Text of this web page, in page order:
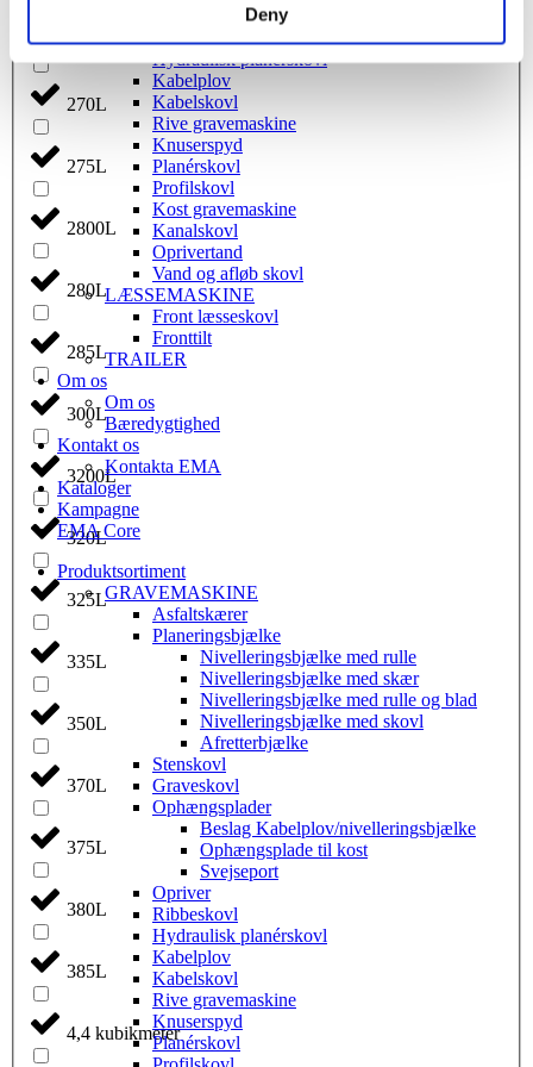
Deny
250L
270L
275L
2800L
280L
285L
300L
3200L
320L
325L
335L
350L
370L
375L
380L
385L
4,4 kubikmeter
Ribbeskovl
Hydraulisk planérskovl
Kabelplov
Kabelskovl
Rive gravemaskine
Knuserspyd
Planérskovl
Profilskovl
Kost gravemaskine
Kanalskovl
Oprivertand
Vand og afløb skovl
LÆSSEMASKINE
Front læsseskovl
Fronttilt
TRAILER
Om os
Om os
Bæredygtighed
Kontakt os
Kontakta EMA
Kataloger
Kampagne
EMA Core
Produktsortiment
GRAVEMASKINE
Asfaltskærer
Planeringsbjælke
Nivelleringsbjælke med rulle
Nivelleringsbjælke med skær
Nivelleringsbjælke med rulle og blad
Nivelleringsbjælke med skovl
Afretterbjælke
Stenskovl
Graveskovl
Ophængsplader
Beslag Kabelplov/nivelleringsbjælke
Ophængsplade til kost
Svejseport
Opriver
Ribbeskovl
Hydraulisk planérskovl
Kabelplov
Kabelskovl
Rive gravemaskine
Knuserspyd
Planérskovl